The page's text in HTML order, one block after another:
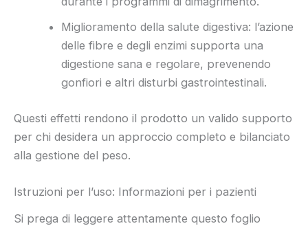
Miglioramento della salute digestiva: l’azione
delle fibre e degli enzimi supporta una
digestione sana e regolare, prevenendo
gonfiori e altri disturbi gastrointestinali.
Questi effetti rendono il prodotto un valido supporto
per chi desidera un approccio completo e bilanciato
alla gestione del peso.
Istruzioni per l’uso: Informazioni per i pazienti
Si prega di leggere attentamente questo foglio